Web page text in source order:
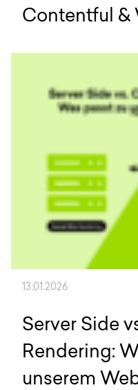
Contentful &
13.01.2026
Server Side
Rendering:
unserem